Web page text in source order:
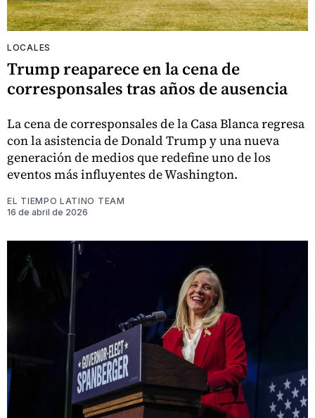
LOCALES
Trump reaparece en la cena de
corresponsales tras años de ausencia
La cena de corresponsales de la Casa Blanca regresa
con la asistencia de Donald Trump y una nueva
generación de medios que redefine uno de los
eventos más influyentes de Washington.
EL TIEMPO LATINO TEAM
16 de abril de 2026